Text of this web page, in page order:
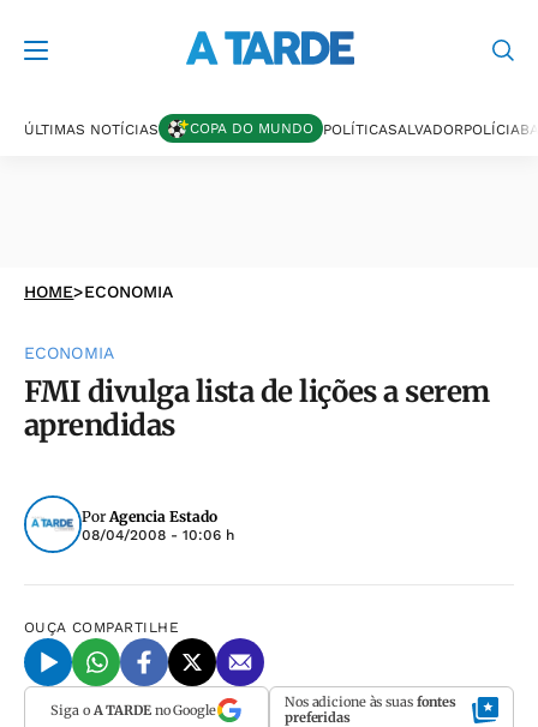
ÚLTIMAS NOTÍCIAS COPA DO MUNDO POLÍTICASALVADORPOLÍCIA
HOME>ECONOMIA
ECONOMIA
FMI divulga lista de lições a serem
aprendidas
PorAgencia Estado
08/04/2008 - 10:06 h
OUÇA COMPARTILHE
Siga o A TARDEno Google Nos adicione às suas fontes
preferidas